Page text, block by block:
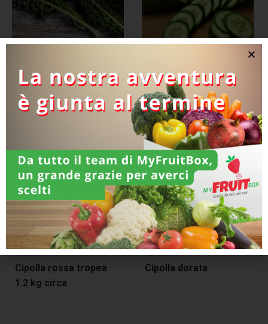
Cavolo nero toscano Cetriolo
VERDURA
Cipolla rossa tropea
1.2 kg circa
VERDURA
Cipolla dorata